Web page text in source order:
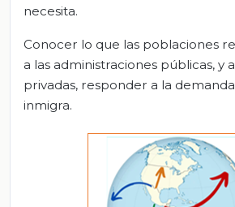
necesita.
Conocer lo que las poblaciones
a las administraciones públicas, y
privadas, responder a la
inmigra.